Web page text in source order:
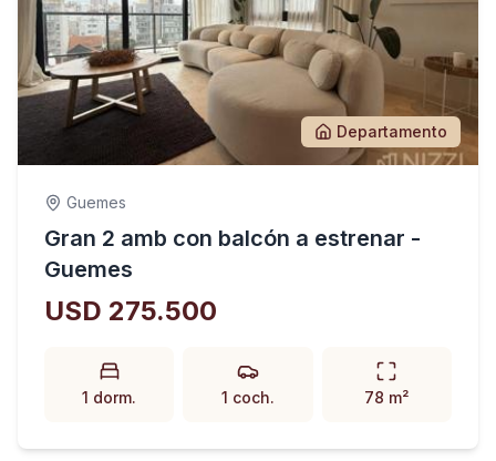
Departamento
Guemes
Gran 2 amb con balcón a estrenar -
Guemes
USD 275.500
1 dorm. 1 coch. 78 m²